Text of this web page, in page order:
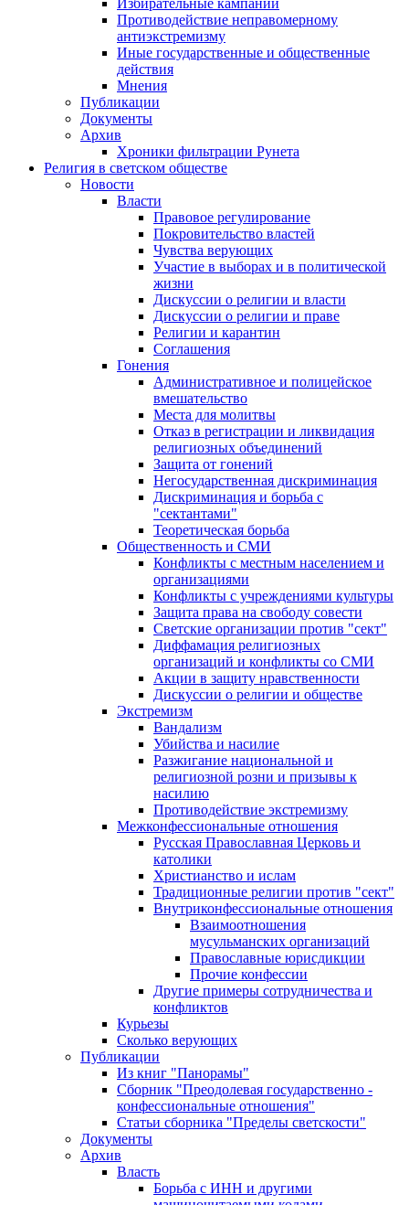
Избирательные кампании
Противодействие неправомерному
антиэкстремизму
Иные государственные и общественные
действия
Мнения
Публикации
Документы
Архив
Хроники фильтрации Рунета
Религия в светском обществе
Новости
Власти
Правовое регулирование
Покровительство властей
Чувства верующих
Участие в выборах и в политической
жизни
Дискуссии о религии и власти
Дискуссии о религии и праве
Религии и карантин
Соглашения
Гонения
Административное и полицейское
вмешательство
Места для молитвы
Отказ в регистрации и ликвидация
религиозных объединений
Защита от гонений
Негосударственная дискриминация
Дискриминация и борьба с
"сектантами"
Теоретическая борьба
Общественность и СМИ
Конфликты с местным населением и
организациями
Конфликты с учреждениями культуры
Защита права на свободу совести
Светские организации против "сект"
Диффамация религиозных
организаций и конфликты со СМИ
Акции в защиту нравственности
Дискуссии о религии и обществе
Экстремизм
Вандализм
Убийства и насилие
Разжигание национальной и
религиозной розни и призывы к
насилию
Противодействие экстремизму
Межконфессиональные отношения
Русская Православная Церковь и
католики
Христианство и ислам
Традиционные религии против "сект"
Внутриконфессиональные отношения
Взаимоотношения
мусульманских организаций
Православные юрисдикции
Прочие конфессии
Другие примеры сотрудничества и
конфликтов
Курьезы
Сколько верующих
Публикации
Из книг "Панорамы"
Сборник "Преодолевая государственно -
конфессиональные отношения"
Статьи сборника "Пределы светскости"
Документы
Архив
Власть
Борьба с ИНН и другими